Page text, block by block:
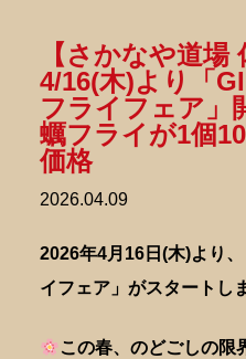
2026.04.09
【さかなや道場
4/16(木)より「
フライフェア」
蠣フライが1個
価格
2026年4月16日(木)より
イフェア」がスタートし
この春、のどごしの限